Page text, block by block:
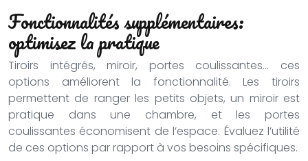
Fonctionnalités supplémentaires:
optimisez la pratique
Tiroirs intégrés, miroir, portes coulissantes… ces
options améliorent la fonctionnalité. Les tiroirs
permettent de ranger les petits objets, un miroir est
pratique dans une chambre, et les portes
coulissantes économisent de l’espace. Évaluez l’utilité
de ces options par rapport à vos besoins spécifiques.